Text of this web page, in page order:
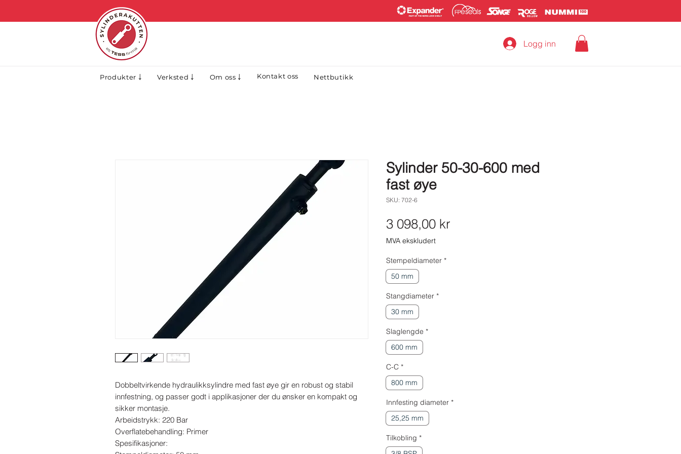
Logg inn
Produkter ￬ Verksted ￬ Om oss ￬ Kontakt oss Nettbutikk
Dobbeltvirkende hydraulikksylindre med fast øye gir en robust og stabil
innfestning, og passer godt i applikasjoner der du ønsker en kompakt og
sikker montasje.
Arbeidstrykk: 220 Bar
Overflatebehandling: Primer
Spesifikasjoner:
Sylinder 50-30-600 med
fast øye
SKU: 702-6
3 098,00 kr
MVA ekskludert
Stempeldiameter *
50 mm
Stangdiameter *
30 mm
Slaglengde *
600 mm
C-C *
800 mm
Innfesting diameter *
25,25 mm
Tilkobling *